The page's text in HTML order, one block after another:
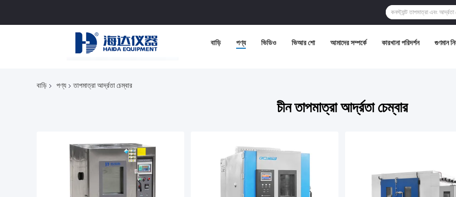
বাড়ি পণ্য ভিডিও ভিআর শো আমাদের সম্পর্কে কারখানা পরিদর্শন গুণমান
বাড়ি পণ্য তাপমাত্রা আর্দ্রতা চেম্বার
চীন তাপমাত্রা আর্দ্রতা চেম্বার